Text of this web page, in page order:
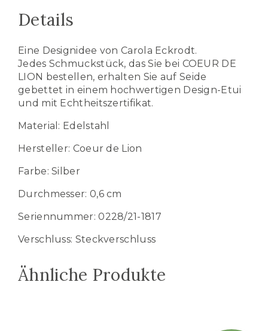
Details
Eine Designidee von Carola Eckrodt.
Jedes Schmuckstück, das Sie bei COEUR DE
LION bestellen, erhalten Sie auf Seide
gebettet in einem hochwertigen Design-Etui
und mit Echtheitszertifikat.
Material: Edelstahl
Hersteller: Coeur de Lion
Farbe: Silber
Durchmesser: 0,6 cm
Seriennummer: 0228/21-1817
Verschluss: Steckverschluss
Ähnliche Produkte